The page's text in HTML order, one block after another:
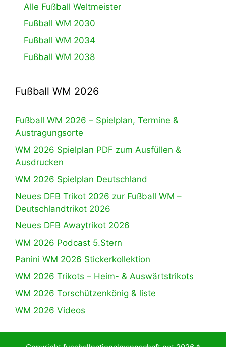
Alle Fußball Weltmeister
Fußball WM 2030
Fußball WM 2034
Fußball WM 2038
Fußball WM 2026
Fußball WM 2026 – Spielplan, Termine &
Austragungsorte
WM 2026 Spielplan PDF zum Ausfüllen &
Ausdrucken
WM 2026 Spielplan Deutschland
Neues DFB Trikot 2026 zur Fußball WM –
Deutschlandtrikot 2026
Neues DFB Awaytrikot 2026
WM 2026 Podcast 5.Stern
Panini WM 2026 Stickerkollektion
WM 2026 Trikots – Heim- & Auswärtstrikots
WM 2026 Torschützenkönig & liste
WM 2026 Videos